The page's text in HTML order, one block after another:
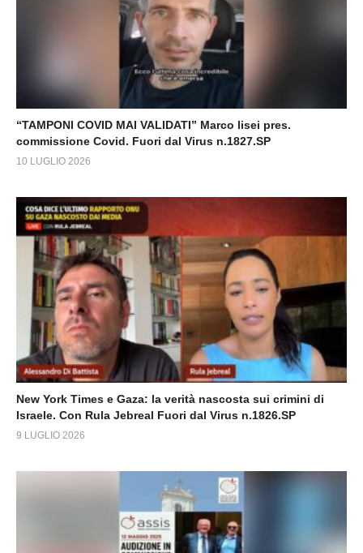
“TAMPONI COVID MAI VALIDATI” Marco lisei pres.
commissione Covid. Fuori dal Virus n.1827.SP
10 LUGLIO 2026
New York Times e Gaza: la verità nascosta sui crimini di
Israele. Con Rula Jebreal Fuori dal Virus n.1826.SP
9 LUGLIO 2026